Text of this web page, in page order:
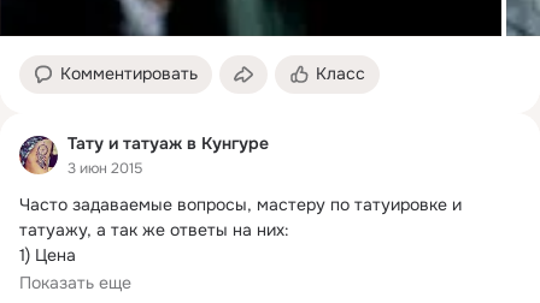
Комментировать Класс
Тату и татуаж в Кунгуре
3 июн 2015
Часто задаваемые вопросы, мастеру по татуировке и
татуажу, а так же ответы на них:
1) Цена
- Сколько будет стоить "картинка" такая татуировка?
Показать еще